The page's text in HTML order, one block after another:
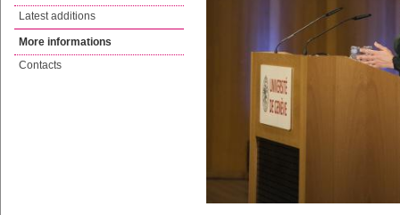
Latest additions
More informations
Contacts